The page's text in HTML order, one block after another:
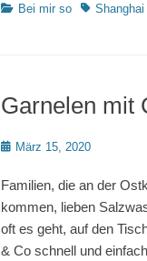
Kategorien
Bei mir so Schlagworte
Shanghai
Garnelen mit
PostedMärz 15, 2020
Familien, die an der
kommen, lieben
oft es geht, auf den
& Co schnell und